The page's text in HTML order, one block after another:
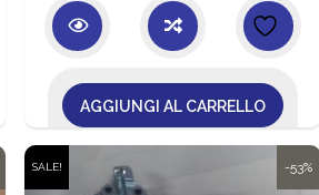
AGGIUNGI AL CARRELLO
-53%
SALE!